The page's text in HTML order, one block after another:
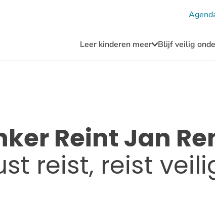
Leer kinderen meer Submenu
Leer
Blijf veilig
Reint Jan
reist, reist